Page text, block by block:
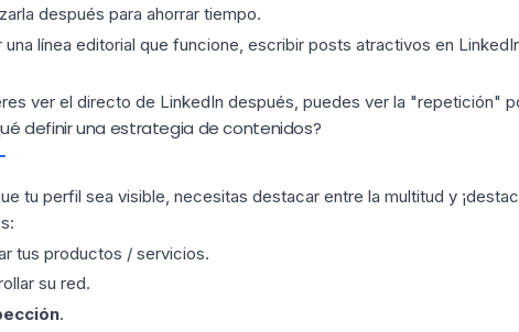
después para ahorrar tiempo.
una línea editorial que funcione, escribir posts atractivos en
ver el directo de LinkedIn después, puedes ver la "repetición"
definir una estrategia de contenidos?
tu perfil sea visible, necesitas destacar entre la multitud y
tus productos / servicios.
su red.
.